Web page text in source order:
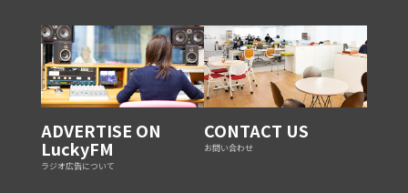
ADVERTISE ON
LuckyFM
ラジオ広告について
CONTACT US
お問い合わせ